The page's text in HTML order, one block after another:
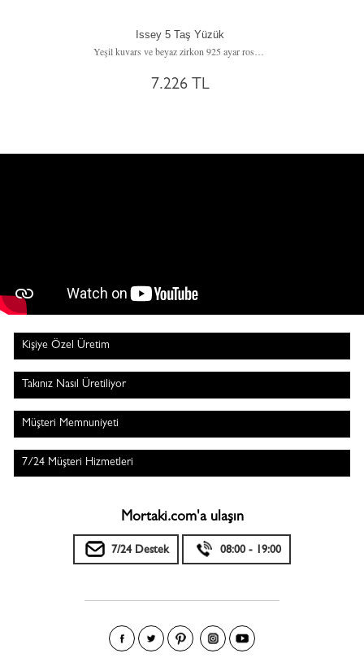
Issey 5 Taş Yüzük
7.226 TL
Kişiye Özel Üretim
Takınız Nasıl Üretiliyor
Müşteri Memnuniyeti
7/24 Müşteri Hizmetleri
Mortaki.com'a ulaşın
7/24 Destek 08:00 - 19:00